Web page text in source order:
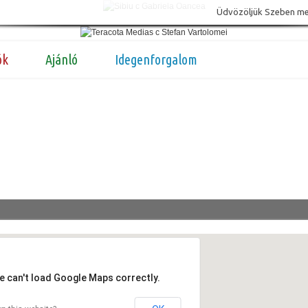
Üdvözöljük Szeben
Ajánló Idegenforgalom
can't load Google Maps correctly.